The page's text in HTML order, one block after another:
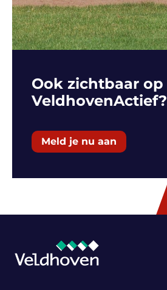
Ook zichtbaar op
VeldhovenActief?
Meld je nu aan